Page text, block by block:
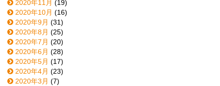
2020年11月 (19)
2020年10月 (16)
2020年9月 (31)
2020年8月 (25)
2020年7月 (20)
2020年6月 (28)
2020年5月 (17)
2020年4月 (23)
2020年3月 (7)